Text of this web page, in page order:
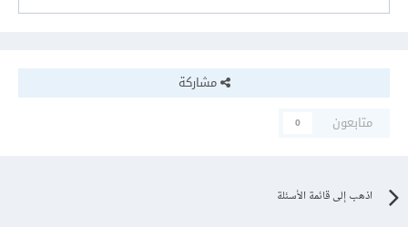
مشاركة
متابعون
0
اذهب إلى قائمة الأسئلة